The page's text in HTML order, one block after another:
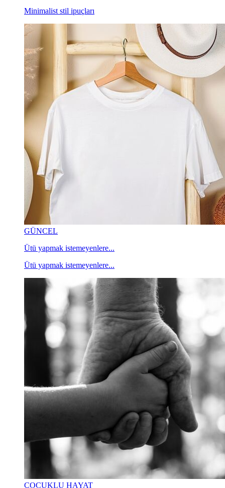
Minimalist stil ipuçları
GÜNCEL
Ütü yapmak istemeyenlere...
Ütü yapmak istemeyenlere...
ÇOCUKLU HAYAT